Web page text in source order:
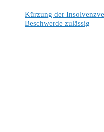
Kürzung der
Beschwerde zulässig